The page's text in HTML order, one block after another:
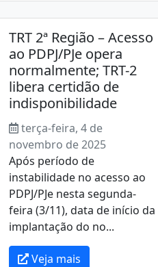
TRT 2ª Região – Acesso
ao PDPJ/PJe opera
normalmente; TRT-2
libera certidão de
indisponibilidade
terça-feira, 4 de
novembro de 2025
Após período de
instabilidade no acesso ao
PDPJ/PJe nesta segunda-
feira (3/11), data de início da
implantação do no...
Veja mais